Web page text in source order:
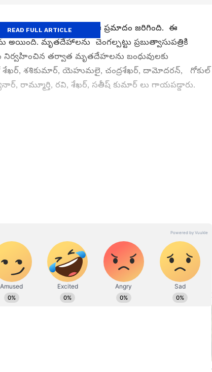
వస్తున్న సమయంలో ఈ ప్రమాదం జరిగింది. ఈ
మృతదేహాలను చెంగల్పట్టు ప్రబుత్వాసుపత్రికి
నిర్వహించిన తర్వాత మృతదేహలను బంధువులకు
శేఖర్, శశికుమార్, యెహుమలై, చంద్రశేఖర్, దామోదరన్, గోకుల్
రామ్మూర్తి, రవి, శేఖర్, సతీష్ కుమార్ లు గాయపడ్డారు.
READ FULL ARTICLE